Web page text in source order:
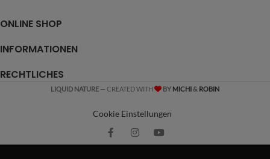
ONLINE SHOP
INFORMATIONEN
RECHTLICHES
LIQUID NATURE — CREATED WITH BY MICHI& ROBIN
Cookie Einstellungen